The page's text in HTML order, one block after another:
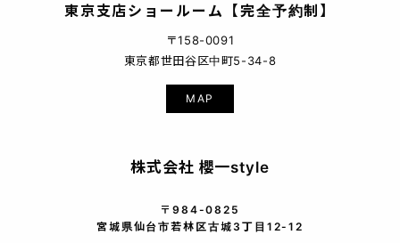
東京支店ショールーム【完全予約制】
〒158-0091
東京都世田谷区中町5-34-8
MAP
株式会社 櫻一style
〒984-0825
宮城県仙台市若林区古城3丁目12-12